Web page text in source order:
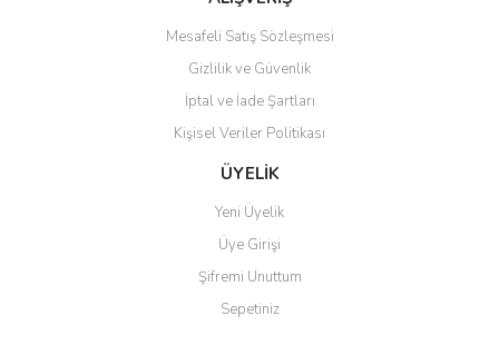
Mesafeli Satış Sözleşmesi
Gizlilik ve Güvenlik
İptal ve İade Şartları
Kişisel Veriler Politikası
ÜYELİK
Yeni Üyelik
Üye Girişi
Şifremi Unuttum
Sepetiniz